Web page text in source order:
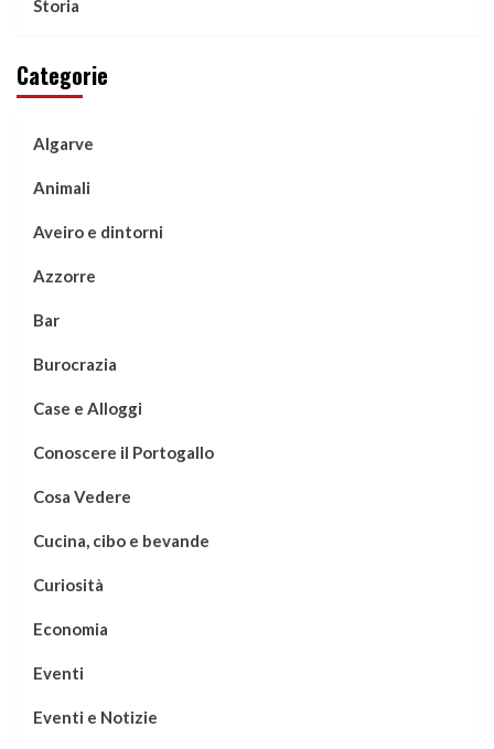
Storia
Categorie
Algarve
Animali
Aveiro e dintorni
Azzorre
Bar
Burocrazia
Case e Alloggi
Conoscere il Portogallo
Cosa Vedere
Cucina, cibo e bevande
Curiosità
Economia
Eventi
Eventi e Notizie